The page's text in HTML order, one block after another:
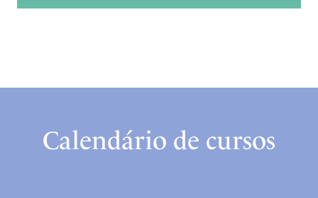
Calendário de cursos